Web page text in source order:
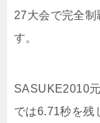
27大会で完全
す。
SASUKE2010
では6.71秒を残